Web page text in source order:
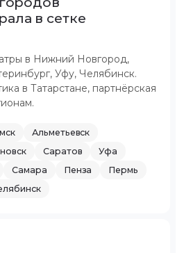
в сетке
в Нижний Новгород,
Уфу, Челябинск.
в Татарстане, партнёрская
Альметьевск
Саратов
Уфа
Самара Пенза
Пермь